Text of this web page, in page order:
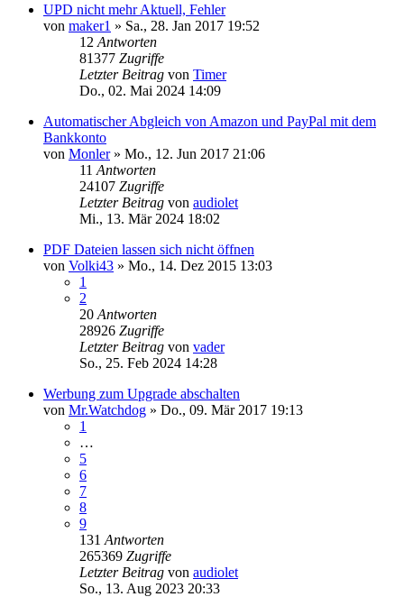
UPD nicht mehr Aktuell, Fehler
von maker1 » Sa., 28. Jan 2017 19:52
12 Antworten
81377 Zugriffe
Letzter Beitrag von Timer
Do., 02. Mai 2024 14:09
Automatischer Abgleich von Amazon und PayPal mit dem
Bankkonto
von Monler» Mo., 12. Jun 2017 21:06
11 Antworten
24107 Zugriffe
Letzter Beitrag von audiolet
Mi., 13. Mär 2024 18:02
PDF Dateien lassen sich nicht öffnen
von Volki43 » Mo., 14. Dez 2015 13:03
1
2
20 Antworten
28926 Zugriffe
Letzter Beitrag von vader
So., 25. Feb 2024 14:28
Werbung zum Upgrade abschalten
von Mr.Watchdog » Do., 09. Mär 2017 19:13
1
…
5
6
7
8
9
131 Antworten
265369 Zugriffe
Letzter Beitrag von audiolet
So., 13. Aug 2023 20:33